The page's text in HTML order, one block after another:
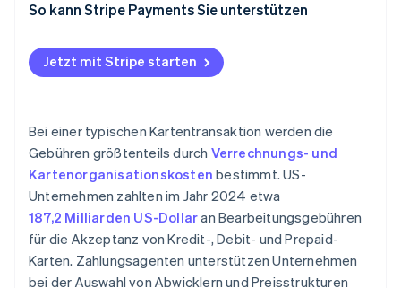
Jetzt ansehen
Kompetenzen
Kosten
Support und Reaktionsfähigkeit
Vertragsbedingungen
So kann Stripe Payments Sie unterstützen
Jetzt mit Stripe starten
Bei einer typischen Kartentransaktion werden die
Gebühren größtenteils durch Verrechnungs- und
Kartenorganisationskosten bestimmt. US-
Unternehmen zahlten im Jahr 2024 etwa
187,2 Milliarden US-Dollaran Bearbeitungsgebühren
für die Akzeptanz von Kredit-, Debit- und Prepaid-
Karten. Zahlungsagenten unterstützen Unternehmen
bei der Auswahl von Abwicklern und Preisstrukturen